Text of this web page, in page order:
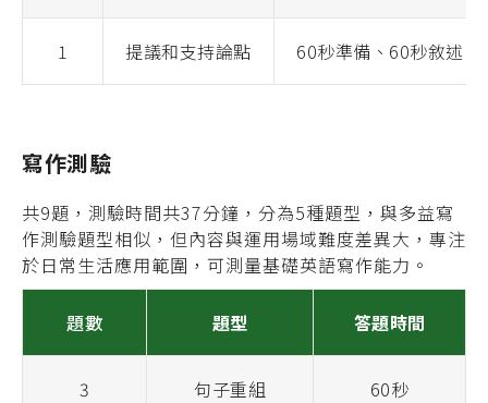
1 提議和支持論點 60秒準備、60秒敘述
寫作測驗
共9題，測驗時間共37分鐘，分為5種題型，與多益寫
作測驗題型相似，但內容與運用場域難度差異大，專注
於日常生活應用範圍，可測量基礎英語寫作能力。
題數 題型 答題時間
3 句子重組 60秒